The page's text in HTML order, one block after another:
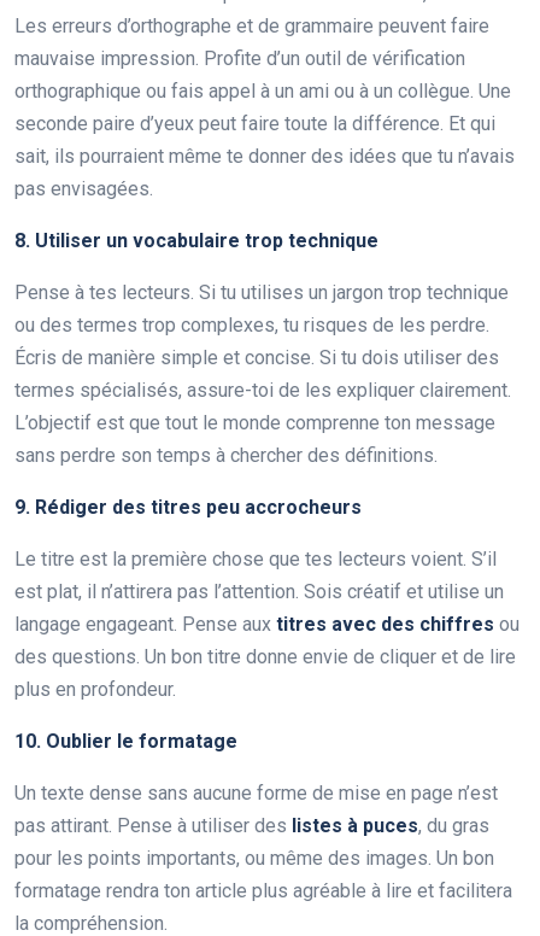
Les erreurs d’orthographe et de grammaire peuvent faire
mauvaise impression. Profite d’un outil de vérification
orthographique ou fais appel à un ami ou à un collègue. Une
seconde paire d’yeux peut faire toute la différence. Et qui
sait, ils pourraient même te donner des idées que tu n’avais
pas envisagées.
8. Utiliser un vocabulaire trop technique
Pense à tes lecteurs. Si tu utilises un jargon trop technique
ou des termes trop complexes, tu risques de les perdre.
Écris de manière simple et concise. Si tu dois utiliser des
termes spécialisés, assure-toi de les expliquer clairement.
L’objectif est que tout le monde comprenne ton message
sans perdre son temps à chercher des définitions.
9. Rédiger des titres peu accrocheurs
Le titre est la première chose que tes lecteurs voient. S’il
est plat, il n’attirera pas l’attention. Sois créatif et utilise un
langage engageant. Pense aux titres avec des chiffres ou
des questions. Un bon titre donne envie de cliquer et de lire
plus en profondeur.
10. Oublier le formatage
Un texte dense sans aucune forme de mise en page n’est
pas attirant. Pense à utiliser des listes à puces, du gras
pour les points importants, ou même des images. Un bon
formatage rendra ton article plus agréable à lire et facilitera
la compréhension.